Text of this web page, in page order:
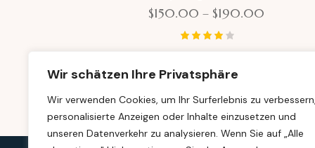
Wir schätzen Ihre Privatsphäre
Wir verwenden Cookies, um Ihr Surferlebnis zu
personalisierte Anzeigen oder Inhalte einzusetzen und
unseren Datenverkehr zu analysieren. Wenn Sie auf „Alle
$150.00 – $190.00
4.00
von 5